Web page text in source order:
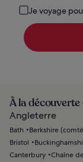
Je voyage
À la
Angleterre
Bath Berkshire
Bristol
Canterbury Chaîne